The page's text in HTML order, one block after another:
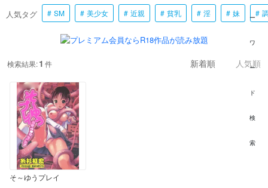
人気タグ SM 美少女 近親 貧乳 淫 妹
検索結果:1 件 新着順 人気順
そ～ゆうプレイ